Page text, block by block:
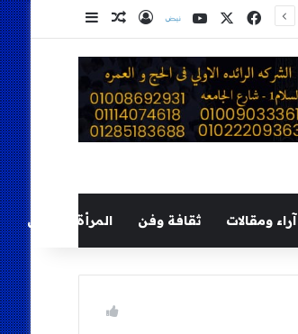
فيسبوك
‫X
‫YouTube
نلضتسجيل الدخول
مقال عشوائي
إضافة عمود
آراء ومقالات ثقافة وفن المرأة والطفل